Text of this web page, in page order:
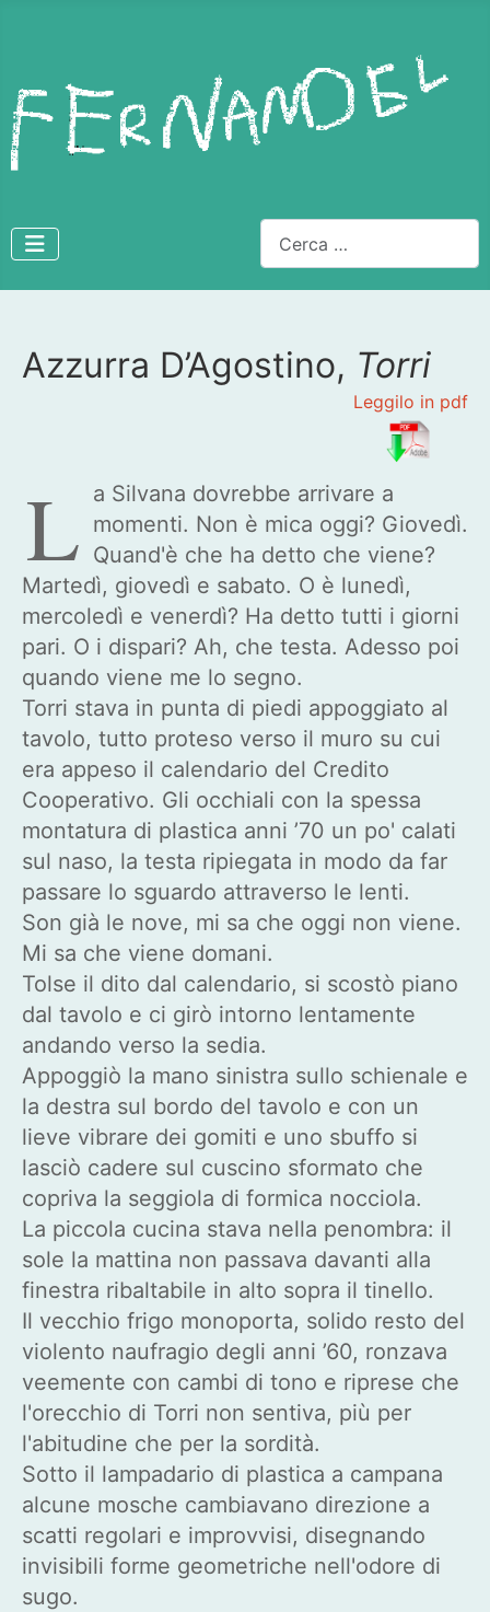
Cerca
Dettagli
Azzurra D’Agostino, Torri
Leggilo in pdf
L a Silvana dovrebbe arrivare a
momenti. Non è mica oggi? Giovedì.
Quand'è che ha detto che viene?
Martedì, giovedì e sabato. O è lunedì,
mercoledì e venerdì? Ha detto tutti i giorni
pari. O i dispari? Ah, che testa. Adesso poi
quando viene me lo segno.
Torri stava in punta di piedi appoggiato al
tavolo, tutto proteso verso il muro su cui
era appeso il calendario del Credito
Cooperativo. Gli occhiali con la spessa
montatura di plastica anni ’70 un po' calati
sul naso, la testa ripiegata in modo da far
passare lo sguardo attraverso le lenti.
Son già le nove, mi sa che oggi non viene.
Mi sa che viene domani.
Tolse il dito dal calendario, si scostò piano
dal tavolo e ci girò intorno lentamente
andando verso la sedia.
Appoggiò la mano sinistra sullo schienale e
la destra sul bordo del tavolo e con un
lieve vibrare dei gomiti e uno sbuffo si
lasciò cadere sul cuscino sformato che
copriva la seggiola di formica nocciola.
La piccola cucina stava nella penombra: il
sole la mattina non passava davanti alla
finestra ribaltabile in alto sopra il tinello.
Il vecchio frigo monoporta, solido resto del
violento naufragio degli anni ’60, ronzava
veemente con cambi di tono e riprese che
l'orecchio di Torri non sentiva, più per
l'abitudine che per la sordità.
Sotto il lampadario di plastica a campana
alcune mosche cambiavano direzione a
scatti regolari e improvvisi, disegnando
invisibili forme geometriche nell'odore di
sugo.